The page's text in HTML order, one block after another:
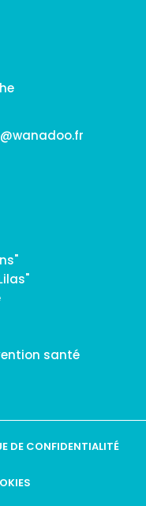
santé
DE CONFIDENTIALITÉ